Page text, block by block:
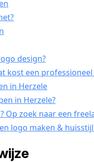
design?
kost een
in Herzele
in Herzele?
Op zoek naar een
logo maken &